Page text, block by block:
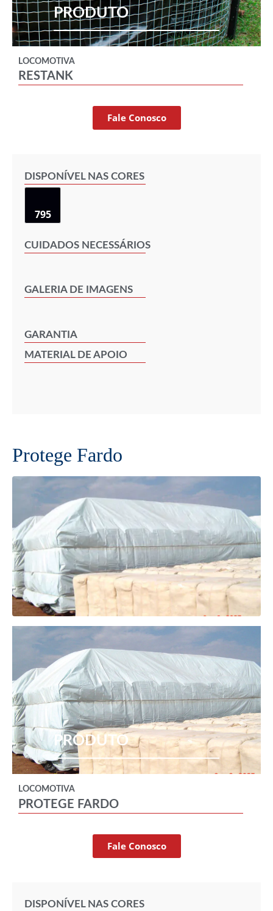
PRODUTO
LOCOMOTIVA
RESTANK
Fale Conosco
DISPONÍVEL NAS CORES
795
CUIDADOS NECESSÁRIOS
GALERIA DE IMAGENS
GARANTIA
MATERIAL DE APOIO
Protege Fardo
PRODUTO
LOCOMOTIVA
PROTEGE FARDO
Fale Conosco
DISPONÍVEL NAS CORES